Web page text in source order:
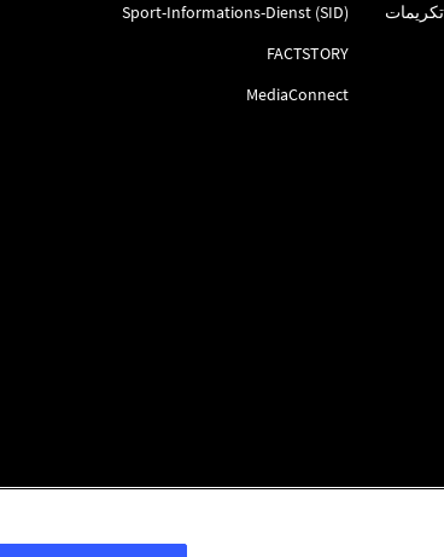
Sport-Informations-Dienst (SID)
FACTSTORY
MediaConnect